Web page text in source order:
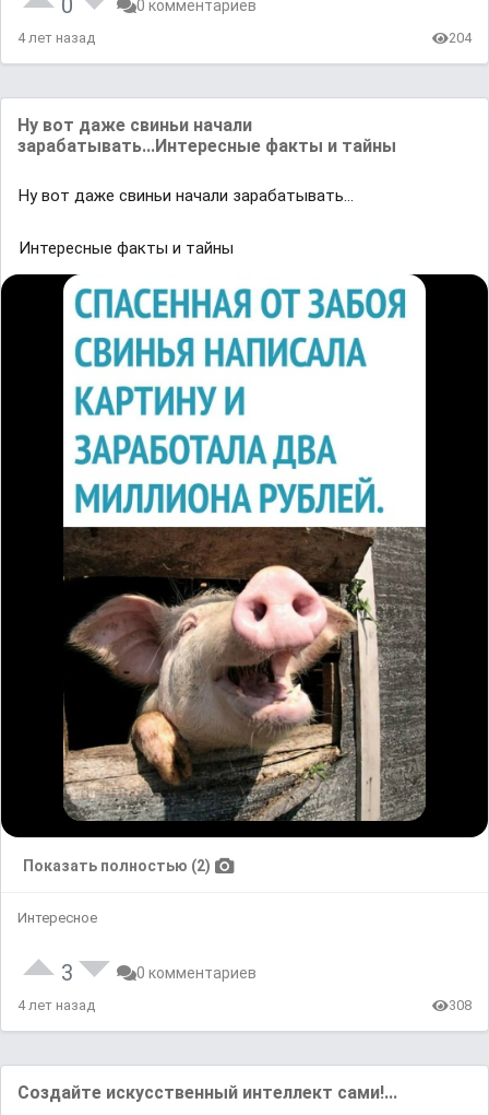
0 0 комментариев
4 лет назад 204
Ну вот даже свиньи начали
зарабатывать...Интересные факты и тайны
Ну вот даже свиньи начали зарабатывать...
Интересные факты и тайны
Показать полностью (2)
Интересное
3 0 комментариев
4 лет назад 308
Создайте искусственный интеллект сами!...